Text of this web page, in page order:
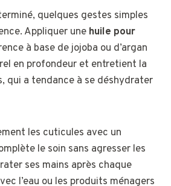
quelques gestes simples
Appliquer une huile pour
à base de jojoba ou d’argan
en profondeur et entretient la
qui a tendance à se déshydrater
les cuticules avec un
le soin sans agresser les
ses mains après chaque
l’eau ou les produits ménagers